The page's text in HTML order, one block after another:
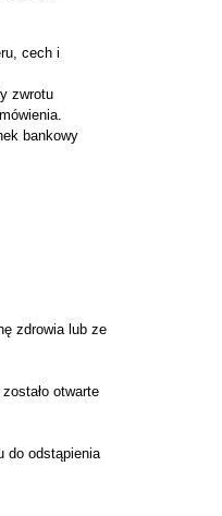
cech i
zwrotu
bankowy
zdrowia lub ze
otwarte
do odstąpienia